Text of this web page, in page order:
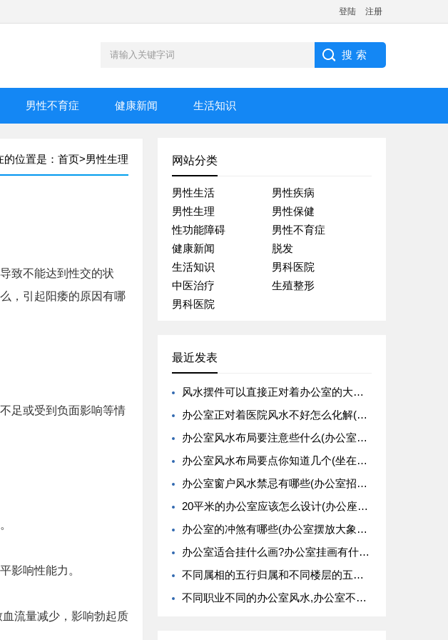
登陆 注册
男性不育症 健康新闻 生活知识
的位置是： 首页>男性生理
致不能达到性交的状
，引起阳痿的原因有哪
足或受到负面影响等情
影响性能力。
流量减少，影响勃起质
网站分类
男性生活
男性疾病
男性生理
男性保健
性功能障碍
男性不育症
健康新闻
脱发
生活知识
男科医院
中医治疗
生殖整形
男科医院
最近发表
风水摆件可以直接正对着办公室的大门吗(办公室的八卦镜的摆放可以正对着人吗)
办公室正对着医院风水不好怎么化解(办公室垃圾桶摆放不好会影响风水)
办公室风水布局要注意些什么(办公室办公桌摆放的风水禁忌解析大全)
办公室风水布局要点你知道几个(坐在办公室大门右侧的风水好不好)
办公室窗户风水禁忌有哪些(办公室招财的风水禁忌有哪些)
20平米的办公室应该怎么设计(办公座位在影印机或电脑后方的风水好吗)
办公室的冲煞有哪些(办公室摆放大象有什么风水寓意)
办公室适合挂什么画?办公室挂画有什么风水禁忌
不同属相的五行归属和不同楼层的五行归属
不同职业不同的办公室风水,办公室不同职位的旺运植物